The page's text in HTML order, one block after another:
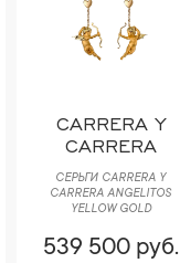
CARRERA Y
CARRERA
СЕРЬГИ CARRERA Y
CARRERA ANGELITOS
YELLOW GOLD
539 500 руб.